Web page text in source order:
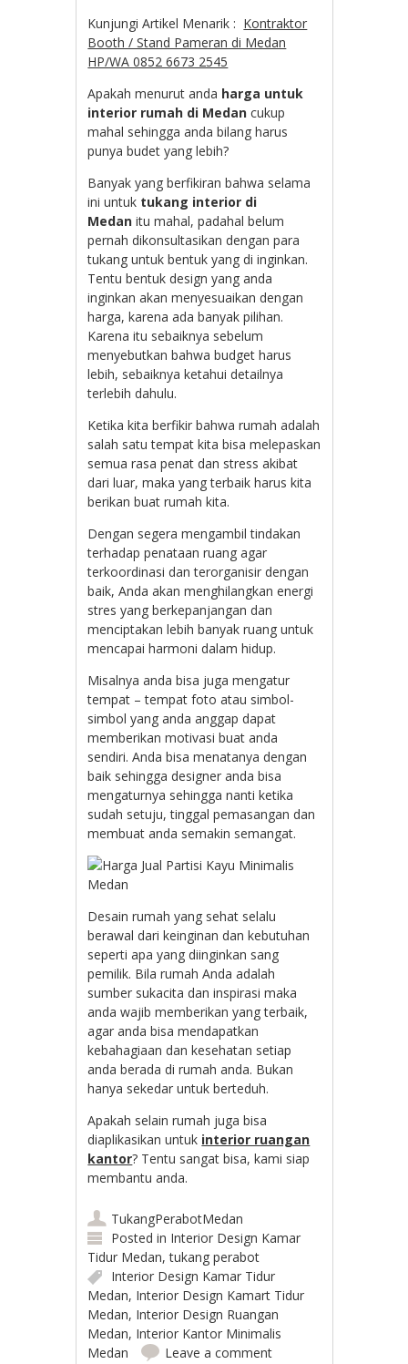
Kunjungi Artikel Menarik : Kontraktor
Booth / Stand Pameran di Medan
HP/WA 0852 6673 2545
Apakah menurut anda harga untuk
interior rumah di Medancukup
mahal sehingga anda bilang harus
punya budet yang lebih?
Banyak yang berfikiran bahwa selama
ini untuk tukang interior di
Medan itu mahal, padahal belum
pernah dikonsultasikan dengan para
tukang untuk bentuk yang di inginkan.
Tentu bentuk design yang anda
inginkan akan menyesuaikan dengan
harga, karena ada banyak pilihan.
Karena itu sebaiknya sebelum
menyebutkan bahwa budget harus
lebih, sebaiknya ketahui detailnya
terlebih dahulu.
Ketika kita berfikir bahwa rumah adalah
salah satu tempat kita bisa melepaskan
semua rasa penat dan stress akibat
dari luar, maka yang terbaik harus kita
berikan buat rumah kita.
Dengan segera mengambil tindakan
terhadap penataan ruang agar
terkoordinasi dan terorganisir dengan
baik, Anda akan menghilangkan energi
stres yang berkepanjangan dan
menciptakan lebih banyak ruang untuk
mencapai harmoni dalam hidup.
Misalnya anda bisa juga mengatur
tempat – tempat foto atau simbol-
simbol yang anda anggap dapat
memberikan motivasi buat anda
sendiri. Anda bisa menatanya dengan
baik sehingga designer anda bisa
mengaturnya sehingga nanti ketika
sudah setuju, tinggal pemasangan dan
membuat anda semakin semangat.
Desain rumah yang sehat selalu
berawal dari keinginan dan kebutuhan
seperti apa yang diinginkan sang
pemilik. Bila rumah Anda adalah
sumber sukacita dan inspirasi maka
anda wajib memberikan yang terbaik,
agar anda bisa mendapatkan
kebahagiaan dan kesehatan setiap
anda berada di rumah anda. Bukan
hanya sekedar untuk berteduh.
Apakah selain rumah juga bisa
diaplikasikan untuk interior ruangan
kantor? Tentu sangat bisa, kami siap
membantu anda.
TukangPerabotMedan
Posted in Interior Design Kamar
Tidur Medan,tukang perabot
Interior Design Kamar Tidur
Medan, Interior Design Kamart Tidur
Medan, Interior Design Ruangan
Medan, Interior Kantor Minimalis
Medan
Leave a comment